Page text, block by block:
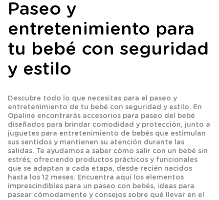
Paseo y
entretenimiento para
tu bebé con seguridad
y estilo
Descubre todo lo que necesitas para el paseo y
entretenimiento de tu bebé con seguridad y estilo. En
Opaline encontrarás accesorios para paseo del bebé
diseñados para brindar comodidad y protección, junto a
juguetes para entretenimiento de bebés que estimulan
sus sentidos y mantienen su atención durante las
salidas. Te ayudamos a saber cómo salir con un bebé sin
estrés, ofreciendo productos prácticos y funcionales
que se adaptan a cada etapa, desde recién nacidos
hasta los 12 meses. Encuentra aquí los elementos
imprescindibles para un paseo con bebés, ideas para
pasear cómodamente y consejos sobre qué llevar en el